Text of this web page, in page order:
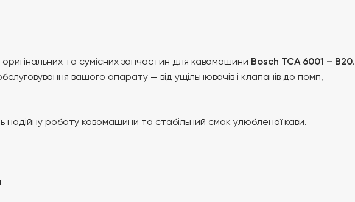
та сумісних запчастин для кавомашини Bosch TCA 6001 – B20.
вашого апарату — від ущільнювачів і клапанів до помп,
надійну роботу кавомашини та стабільний смак улюбленої кави.